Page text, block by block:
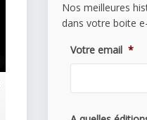
Nos meilleures
dans votre boite
Votre email *